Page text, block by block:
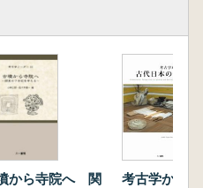
における陸奥国と関
りに
の瓦からみた地域間交
から寺院へ 関
考古学から